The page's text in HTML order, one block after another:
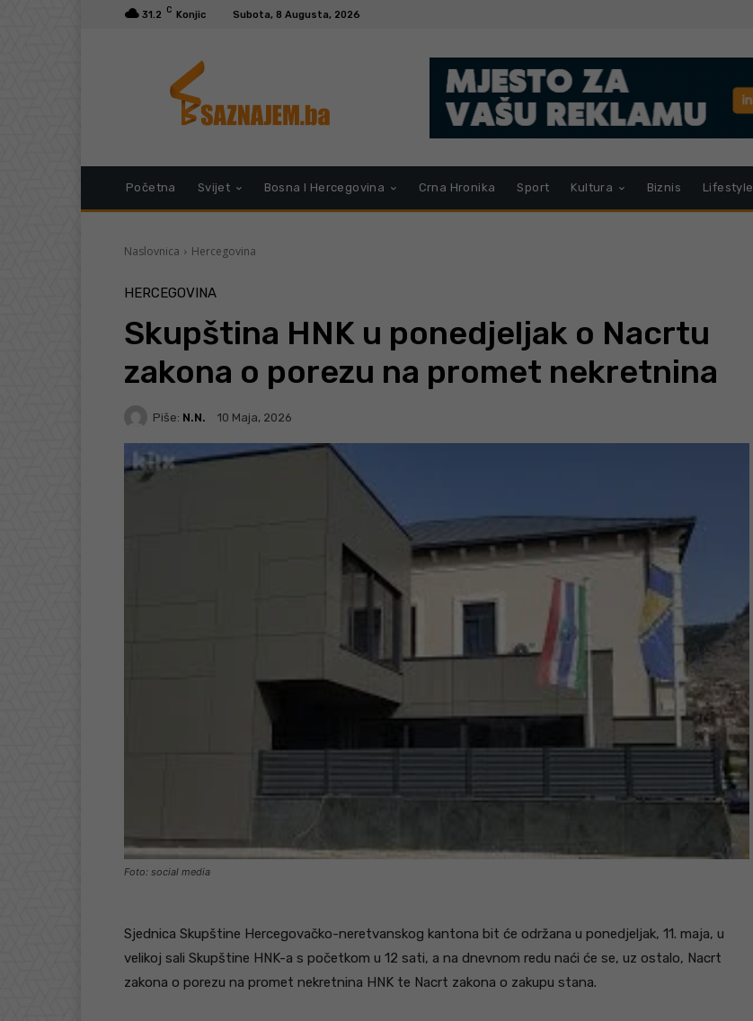
31.2 C Konjic Subota, 8 Augusta, 2026
Početna Svijet Bosna I Hercegovina Crna Hronika Sport Kultura Biznis Lifestyle
Naslovnica Hercegovina
HERCEGOVINA
Skupština HNK u ponedjeljak o Nacrtu
zakona o porezu na promet nekretnina
Piše: N.N. 10 Maja, 2026
Foto: social media
Sjednica Skupštine Hercegovačko-neretvanskog kantona bit će održana u ponedjeljak, 11. maja, u
velikoj sali Skupštine HNK-a s početkom u 12 sati, a na dnevnom redu naći će se, uz ostalo, Nacrt
zakona o porezu na promet nekretnina HNK te Nacrt zakona o zakupu stana.